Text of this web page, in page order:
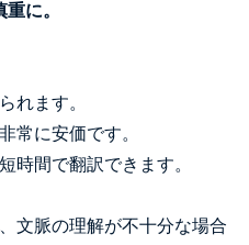
に。
れます。
常に安価です。
時間で翻訳できます。
文脈の理解が不十分な場合